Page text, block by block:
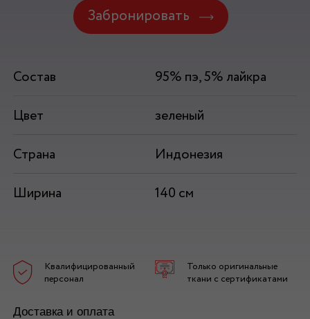
Забронировать
Состав
95% пэ, 5% лайкра
Цвет
зеленый
Страна
Индонезия
Ширина
140 см
Квалифицированный
персонал
Только оригинальные
ткани с сертификатами
Доставка и оплата